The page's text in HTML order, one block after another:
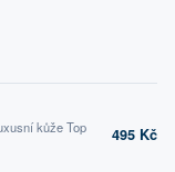
kůže Top
495 Kč